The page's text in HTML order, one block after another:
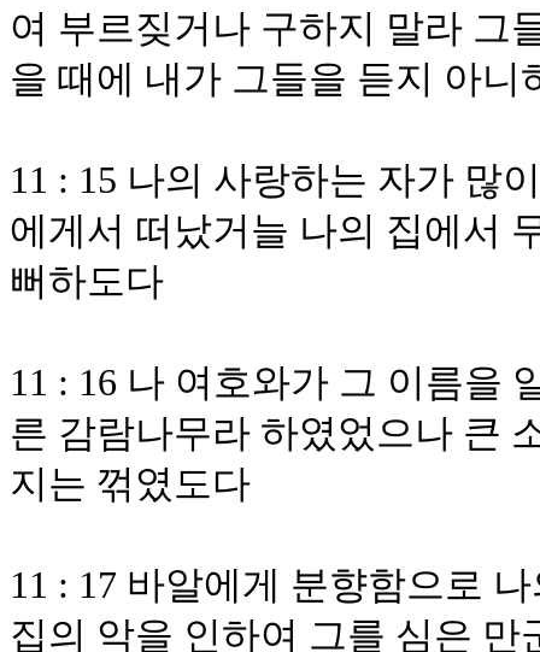
여 부르짖거나 구하지 말라 그
을 때에 내가 그들을 듣지 아니
11 : 15 나의 사랑하는 자가 많
에게서 떠났거늘 나의 집에서
뻐하도다
11 : 16 나 여호와가 그 이름을
른 감람나무라 하였었으나 큰
지는 꺾였도다
11 : 17 바알에게 분향함으로
집의 악을 인하여 그를 심은